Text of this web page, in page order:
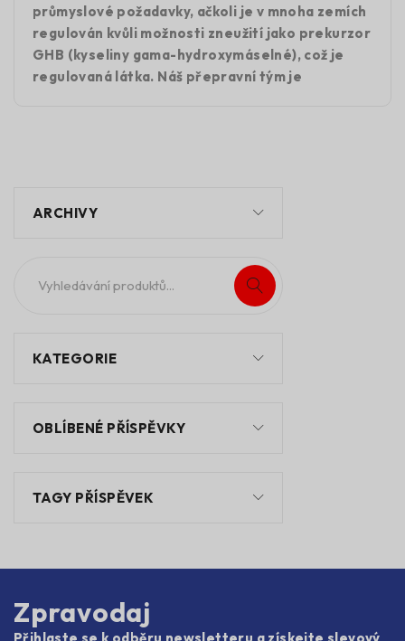
průmyslové požadavky, ačkoli je v mnoha zemích
regulován kvůli možnosti zneužití jako prekurzor
GHB (kyseliny gama-hydroxymáselné), což je
regulovaná látka. Náš přepravní tým je
ARCHIVY
KATEGORIE
OBLÍBENÉ PŘÍSPĚVKY
TAGY PŘÍSPĚVEK
Zpravodaj